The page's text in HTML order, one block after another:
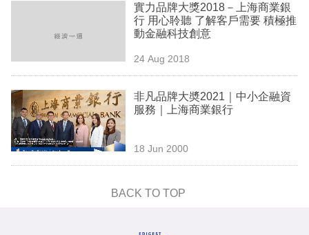
實力品牌大獎2018－上海商業銀
行 用心聆聽 了解客戶需要 積極推
動金融科技創意
24 Aug 2018
非凡品牌大奬2021｜中小企融資
服務｜上海商業銀行
18 Jun 2000
BACK TO TOP